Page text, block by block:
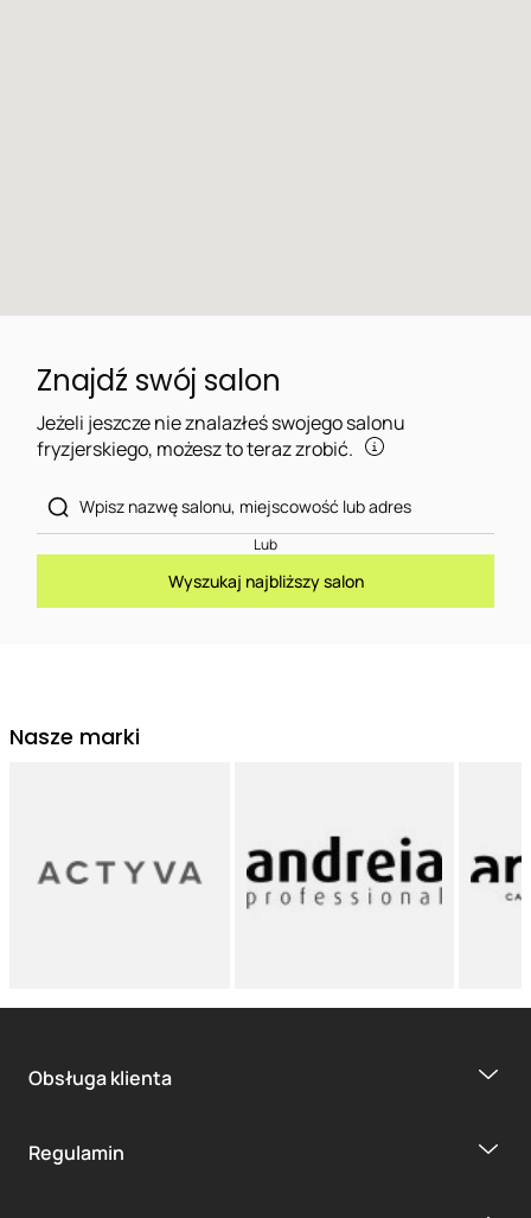
Znajdź swój salon
Jeżeli jeszcze nie znalazłeś swojego salonu
fryzjerskiego, możesz to teraz zrobić.
Lub
Wyszukaj najbliższy salon
Nasze marki
Obsługa klienta
Regulamin